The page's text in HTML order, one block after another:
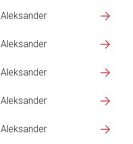
Aleksander
Aleksander
Aleksander
Aleksander
Aleksander